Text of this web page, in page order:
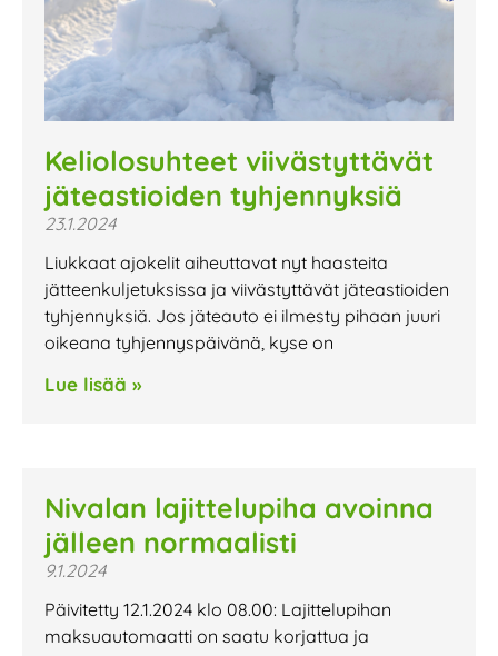
Keliolosuhteet viivästyttävät
jäteastioiden tyhjennyksiä
23.1.2024
Liukkaat ajokelit aiheuttavat nyt haasteita
jätteenkuljetuksissa ja viivästyttävät jäteastioiden
tyhjennyksiä. Jos jäteauto ei ilmesty pihaan juuri
oikeana tyhjennyspäivänä, kyse on
Lue lisää »
Nivalan lajittelupiha avoinna
jälleen normaalisti
9.1.2024
Päivitetty 12.1.2024 klo 08.00: Lajittelupihan
maksuautomaatti on saatu korjattua ja